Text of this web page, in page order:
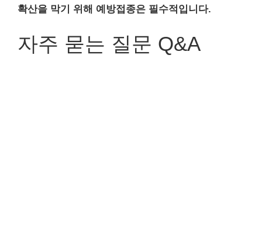
확산을 막기 위해 예방접종은 필수적입니다.
자주 묻는 질문 Q&A